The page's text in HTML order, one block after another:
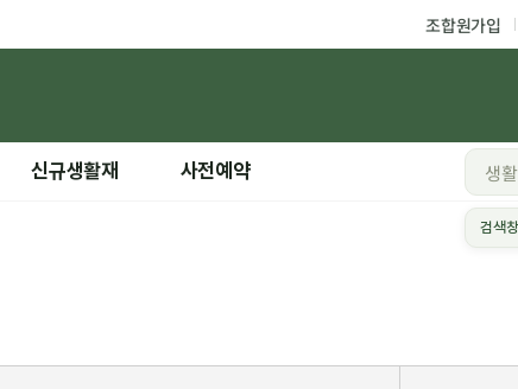
조합원가입
신규생활재 사전예약
검색